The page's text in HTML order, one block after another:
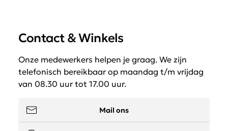
Contact & Winkels
Onze medewerkers helpen je graag. We zijn
telefonisch bereikbaar op maandag t/m vrijdag
van 08.30 uur tot 17.00 uur.
Mail ons